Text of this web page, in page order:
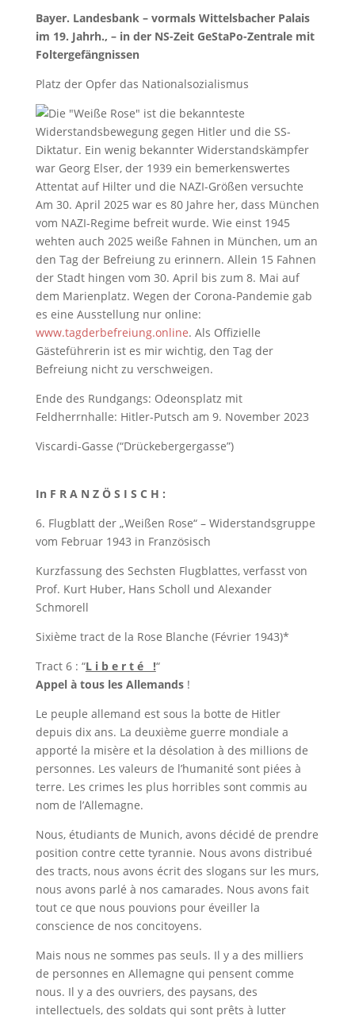
Bayer. Landesbank – vormals Wittelsbacher Palais
im 19. Jahrh., – in der NS-Zeit GeStaPo-Zentrale mit
Foltergefängnissen
Platz der Opfer das Nationalsozialismus
Am 30. April 2025 war es 80 Jahre her, dass München
vom NAZI-Regime befreit wurde. Wie einst 1945
wehten auch 2025 weiße Fahnen in München, um an
den Tag der Befreiung zu erinnern. Allein 15 Fahnen
der Stadt hingen vom 30. April bis zum 8. Mai auf
dem Marienplatz. Wegen der Corona-Pandemie gab
es eine Ausstellung nur online:
www.tagderbefreiung.online. Als Offizielle
Gästeführerin ist es mir wichtig, den Tag der
Befreiung nicht zu verschweigen.
Ende des Rundgangs: Odeonsplatz mit
Feldherrnhalle: Hitler-Putsch am 9. November 2023
Viscardi-Gasse (“Drückebergergasse”)
In F R A N Z Ö S I S C H :
6. Flugblatt der „Weißen Rose“ – Widerstandsgruppe
vom Februar 1943 in Französisch
Kurzfassung des Sechsten Flugblattes, verfasst von
Prof. Kurt Huber, Hans Scholl und Alexander
Schmorell
Sixième tract de la Rose Blanche (Février 1943)*
Tract 6 : “L i b e r t é !“
Appel à tous les Allemands!
Le peuple allemand est sous la botte de Hitler
depuis dix ans. La deuxième guerre mondiale a
apporté la misère et la désolation à des millions de
personnes. Les valeurs de l’humanité sont piées à
terre. Les crimes les plus horribles sont commis au
nom de l’Allemagne.
Nous, étudiants de Munich, avons décidé de prendre
position contre cette tyrannie. Nous avons distribué
des tracts, nous avons écrit des slogans sur les murs,
nous avons parlé à nos camarades. Nous avons fait
tout ce que nous pouvions pour éveiller la
conscience de nos concitoyens.
Mais nous ne sommes pas seuls. Il y a des milliers
de personnes en Allemagne qui pensent comme
nous. Il y a des ouvriers, des paysans, des
intellectuels, des soldats qui sont prêts à lutter